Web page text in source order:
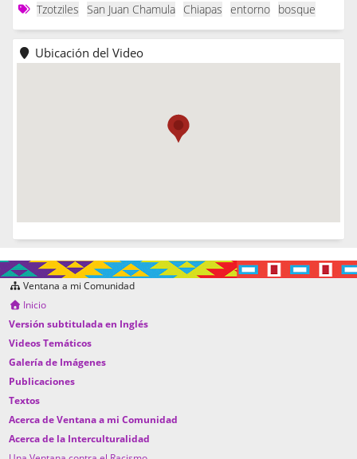
Tzotziles
San Juan Chamula Chiapas entorno bosque
Ubicación del Video
Ventana a mi Comunidad
Inicio
Versión subtitulada en Inglés
Videos Temáticos
Galería de Imágenes
Publicaciones
Textos
Acerca de Ventana a mi Comunidad
Acerca de la Interculturalidad